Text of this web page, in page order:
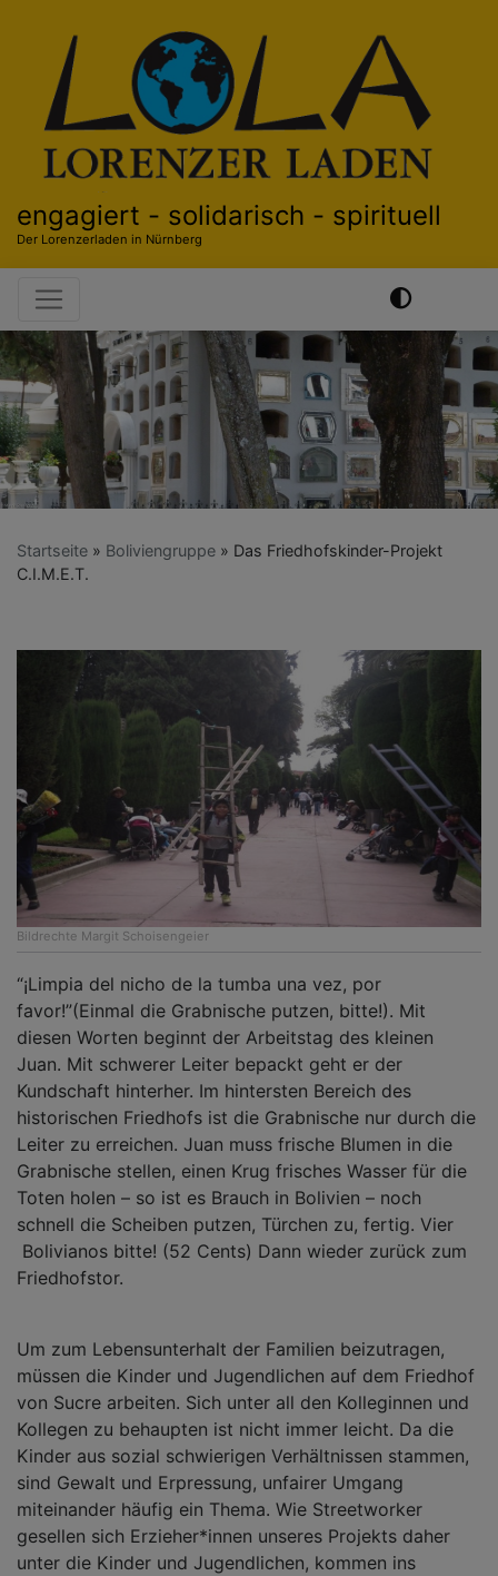
engagiert - solidarisch - spirituell
Der Lorenzerladen in Nürnberg
Hauptnavigation
Startseite Boliviengruppe
Das Friedhofskinder-Projekt
C.I.M.E.T.
Bildrechte Margit Schoisengeier
“¡Limpia del nicho de la tumba una vez, por
favor!”(Einmal die Grabnische putzen, bitte!). Mit
diesen Worten beginnt der Arbeitstag des kleinen
Juan. Mit schwerer Leiter bepackt geht er der
Kundschaft hinterher. Im hintersten Bereich des
historischen Friedhofs ist die Grabnische nur durch die
Leiter zu erreichen. Juan muss frische Blumen in die
Grabnische stellen, einen Krug frisches Wasser für die
Toten holen – so ist es Brauch in Bolivien – noch
schnell die Scheiben putzen, Türchen zu, fertig. Vier
Bolivianos bitte! (52 Cents) Dann wieder zurück zum
Friedhofstor.
Um zum Lebensunterhalt der Familien beizutragen,
müssen die Kinder und Jugendlichen auf dem Friedhof
von Sucre arbeiten. Sich unter all den Kolleginnen und
Kollegen zu behaupten ist nicht immer leicht. Da die
Kinder aus sozial schwierigen Verhältnissen stammen,
sind Gewalt und Erpressung, unfairer Umgang
miteinander häufig ein Thema. Wie Streetworker
gesellen sich Erzieher*innen unseres Projekts daher
unter die Kinder und Jugendlichen, kommen ins